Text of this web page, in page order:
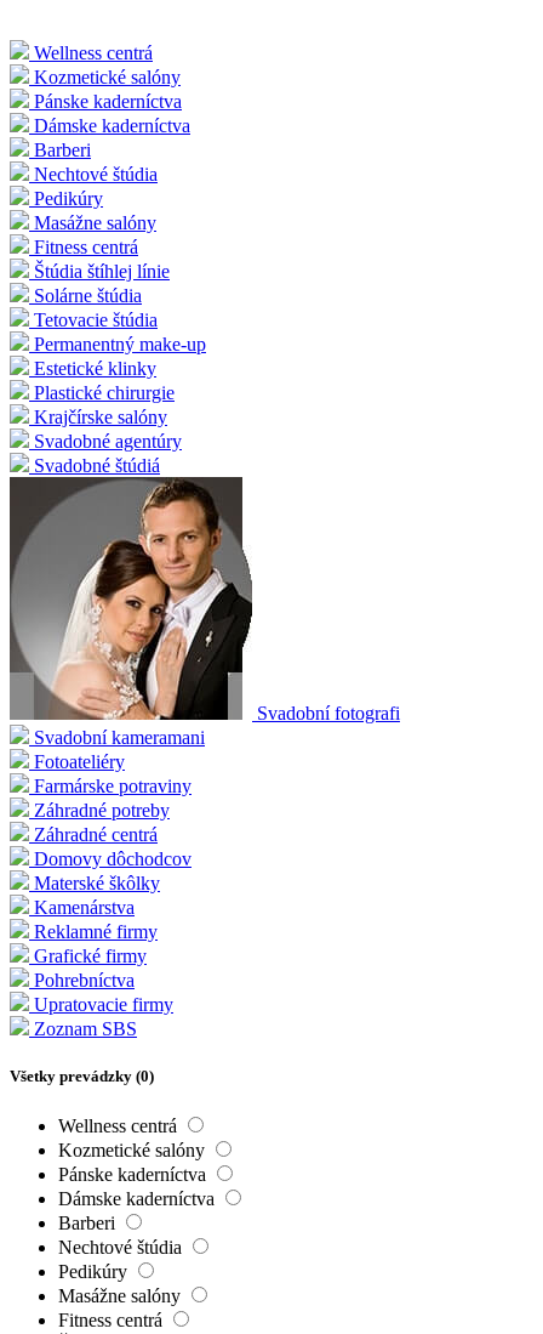
Wellness centrá
Kozmetické salóny
Pánske kaderníctva
Dámske kaderníctva
Barberi
Nechtové štúdia
Pedikúry
Masážne salóny
Fitness centrá
Štúdia štíhlej línie
Solárne štúdia
Tetovacie štúdia
Permanentný make-up
Estetické klinky
Plastické chirurgie
Krajčírske salóny
Svadobné agentúry
Svadobné štúdiá
Svadobní fotografi
Svadobní kameramani
Fotoateliéry
Farmárske potraviny
Záhradné potreby
Záhradné centrá
Domovy dôchodcov
Materské škôlky
Kamenárstva
Reklamné firmy
Grafické firmy
Pohrebníctva
Upratovacie firmy
Zoznam SBS
Všetky prevádzky (0)
Wellness centrá
Kozmetické salóny
Pánske kaderníctva
Dámske kaderníctva
Barberi
Nechtové štúdia
Pedikúry
Masážne salóny
Fitness centrá